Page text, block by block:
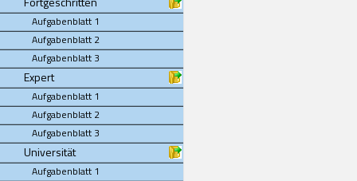
Aufgabenblatt 1
Aufgabenblatt 2
Aufgabenblatt 3
Expert
Aufgabenblatt 1
Aufgabenblatt 2
Aufgabenblatt 3
Universität
Aufgabenblatt 1